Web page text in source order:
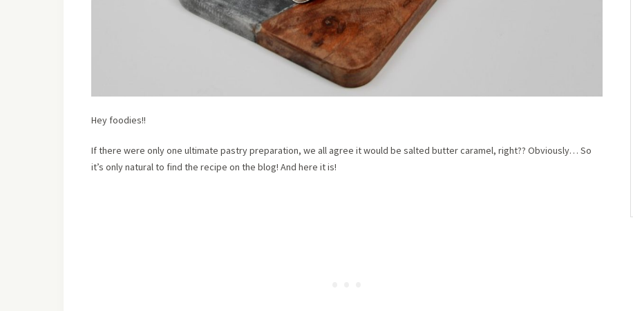
Hey foodies!!
If there were only one ultimate pastry preparation, we all agree it would be salted butter caramel, right?? Obviously… So
it’s only natural to find the recipe on the blog! And here it is!